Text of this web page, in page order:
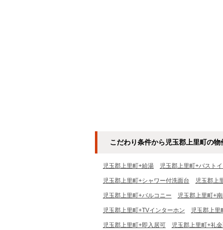
こだわり条件から児玉郡上里町の物
児玉郡上里町+給湯 児玉郡上里町+バストイ
児玉郡上里町+シャワー付洗面台 児玉郡上
児玉郡上里町+バルコニー 児玉郡上里町+
児玉郡上里町+TVインターホン 児玉郡上里
児玉郡上里町+即入居可 児玉郡上里町+礼